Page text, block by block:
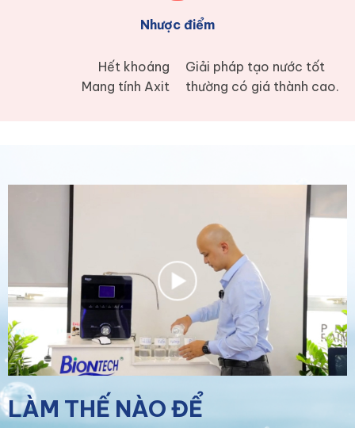
Hết khoáng
Mang tính Axit
Nhược điểm
Giải pháp tạo nước tốt
thường có giá thành cao.
LÀM THẾ NÀO ĐỂ